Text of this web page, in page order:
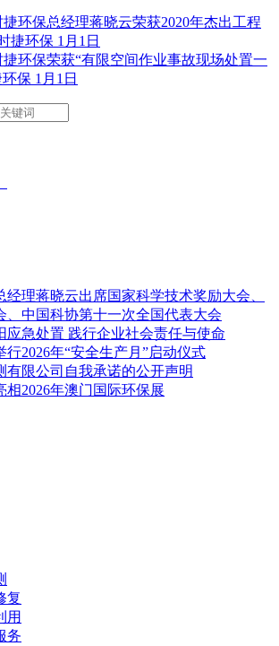
捷环保总经理蒋晓云荣获2020年杰出工程
捷环保 1月1日
捷环保荣获“有限空间作业事故现场处置一
保 1月1日
经理蒋晓云出席国家科学技术奖励大会、
、中国科协第十一次全国代表大会
应急处置 践行企业社会责任与使命
行2026年“安全生产月”启动仪式
有限公司自我承诺的公开声明
相2026年澳门国际环保展
复
用
务